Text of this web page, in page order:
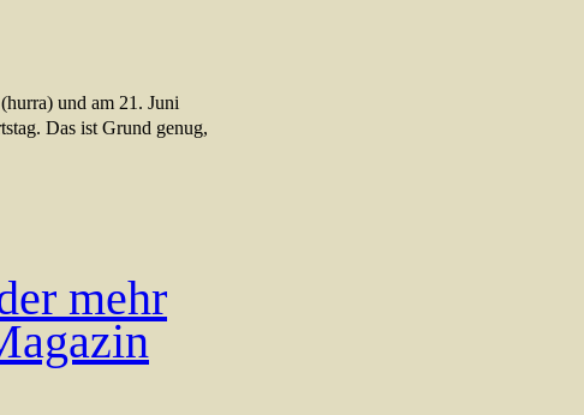
und am 21. Juni
Das ist Grund genug,
mehr